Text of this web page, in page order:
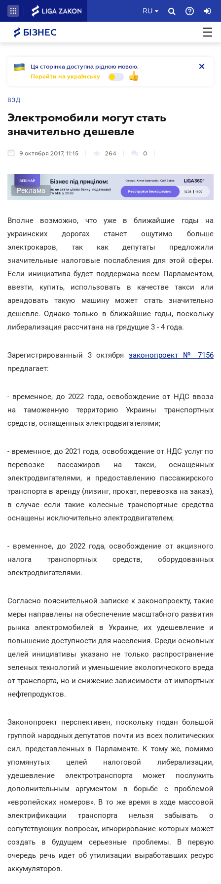
RU
БІЗНЕС
Ця сторінка доступна рідною мовою.
Перейти на українську
ВЭД
Электромобили могут стать
значительно дешевле
9 октября 2017, 11:15 264 0
Реклама
Вполне возможно, что уже в ближайшие годы на
украинских дорогах станет ощутимо больше
электрокаров, так как депутаты предложили
значительные налоговые послабления для этой сферы.
Если инициатива будет поддержана всем Парламентом,
ввезти, купить, использовать в качестве такси или
арендовать такую машину может стать значительно
дешевле. Однако только в ближайшие годы, поскольку
либерализация рассчитана на грядущие 3 - 4 года.
Зарегистрированный 3 октября законопроект № 7156
предлагает:
- временное, до 2022 года, освобождение от НДС ввоза
на таможенную территорию Украины транспортных
средств, оснащенных электродвигателями;
- временное, до 2021 года, освобождение от НДС услуг по
перевозке пассажиров на такси, оснащенных
электродвигателями, и предоставлению пассажирского
транспорта в аренду (лизинг, прокат, перевозка на заказ),
в случае если такие колесные транспортные средства
оснащены исключительно электродвигателем;
- временное, до 2022 года, освобождение от акцизного
налога транспортных средств, оборудованных
электродвигателями.
Согласно пояснительной записке к законопроекту, такие
меры направлены на обеспечение масштабного развития
рынка электромобилей в Украине, их удешевление и
повышение доступности для населения. Среди основных
целей инициативы указано не только распространение
зеленых технологий и уменьшение экологического вреда
от транспорта, но и снижение зависимости от импортных
нефтепродуктов.
Законопроект перспективен, поскольку подан большой
группой народных депутатов почти из всех политических
сил, представленных в Парламенте. К тому же, помимо
упомянутых целей налоговой либерализации,
удешевление электротранспорта может послужить
дополнительным аргументом в борьбе с проблемой
«европейских номеров». В то же время в ходе массовой
электрификации транспорта нельзя забывать о
сопутствующих вопросах, игнорирование которых может
создать в будущем серьезные проблемы. В первую
очередь речь идет об утилизации выработавших ресурс
аккумуляторов.